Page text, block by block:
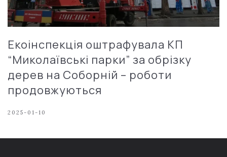
Екоінспекція оштрафувала КП
“Миколаївські парки” за обрізку
дерев на Соборній – роботи
продовжуються
2025-01-10